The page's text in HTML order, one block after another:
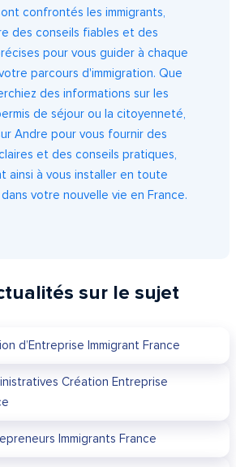
confrontés les immigrants,
des conseils fiables et des
pour vous guider à chaque
parcours d'immigration. Que
des informations sur les
de séjour ou la citoyenneté,
Andre pour vous fournir des
et des conseils pratiques,
ainsi à vous installer en toute
votre nouvelle vie en France.
sur le sujet
d’Entreprise Immigrant France
Création Entreprise
Immigrants France